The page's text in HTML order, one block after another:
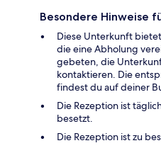
Besondere Hinweise
Diese Unterkunft
die eine Abholung
gebeten, die
kontaktieren. Die
findest du auf deiner
Die Rezeption ist
besetzt.
Die Rezeption ist zu